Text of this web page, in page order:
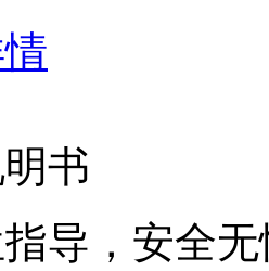
书
导，安全